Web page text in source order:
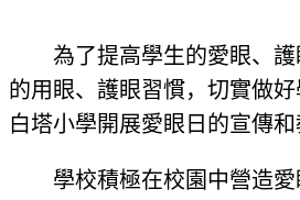
為了提高學生的愛眼、
的用眼、護眼習慣，切實做好
白塔小學開展愛眼日的宣傳和
學校積極在校園中營造愛